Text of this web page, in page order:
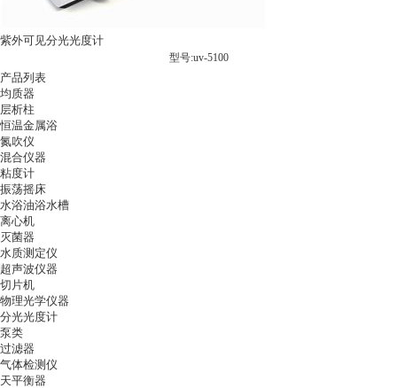
紫外可见分光光度计
型号:uv-5100
产品列表
均质器
层析柱
恒温金属浴
氮吹仪
混合仪器
粘度计
振荡摇床
水浴油浴水槽
离心机
灭菌器
水质测定仪
超声波仪器
切片机
物理光学仪器
分光光度计
泵类
过滤器
气体检测仪
天平衡器